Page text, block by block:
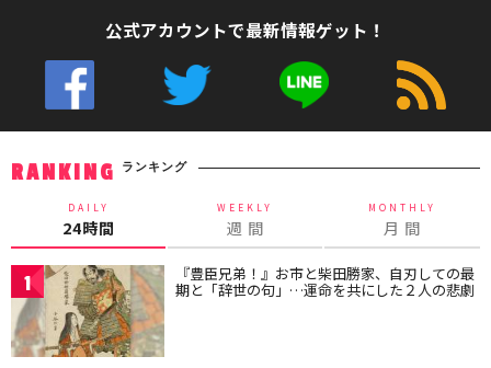
公式アカウントで最新情報ゲット！
RANKING ランキング
DAILY
24時間
WEEKLY
週 間
MONTHLY
月 間
1 『豊臣兄弟！』お市と柴田勝家、自刃しての最
期と「辞世の句」…運命を共にした２人の悲劇